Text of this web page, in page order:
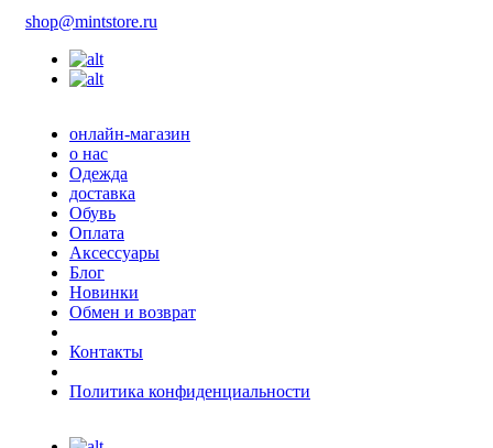
shop@mintstore.ru
онлайн-магазин
о нас
Одежда
доставка
Обувь
Оплата
Аксессуары
Блог
Новинки
Обмен и возврат
Контакты
Политика конфиденциальности